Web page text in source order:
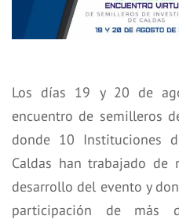
Los días 19 y 20 de
encuentro de semilleros
donde 10 Instituciones
Caldas han trabajado de
desarrollo del evento y
participación de más